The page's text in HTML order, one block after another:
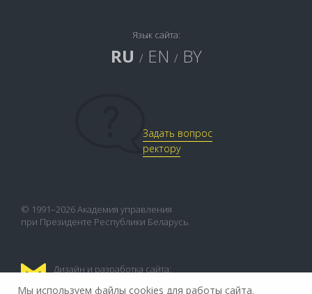
Язык сайта:
RU / EN / BY
Задать вопрос
ректору
© 1991–2026 Академия управления
при Президенте Республики Беларусь
Дизайн и разработка сайта:
Мы используем файлы cookies для работы сайта.